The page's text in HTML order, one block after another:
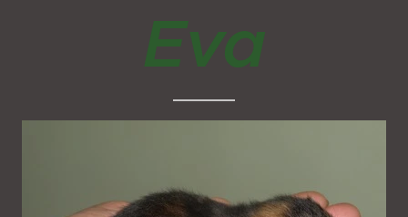
Eva